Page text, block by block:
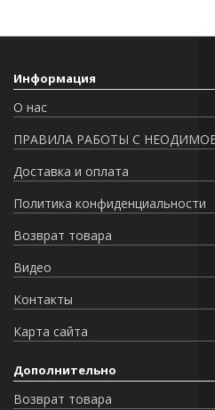
Информация
О нас
ПРАВИЛА РАБОТЫ С
Доставка и оплата
Политика конфиденциальности
Возврат товара
Видео
Контакты
Карта сайта
Дополнительно
Возврат товара